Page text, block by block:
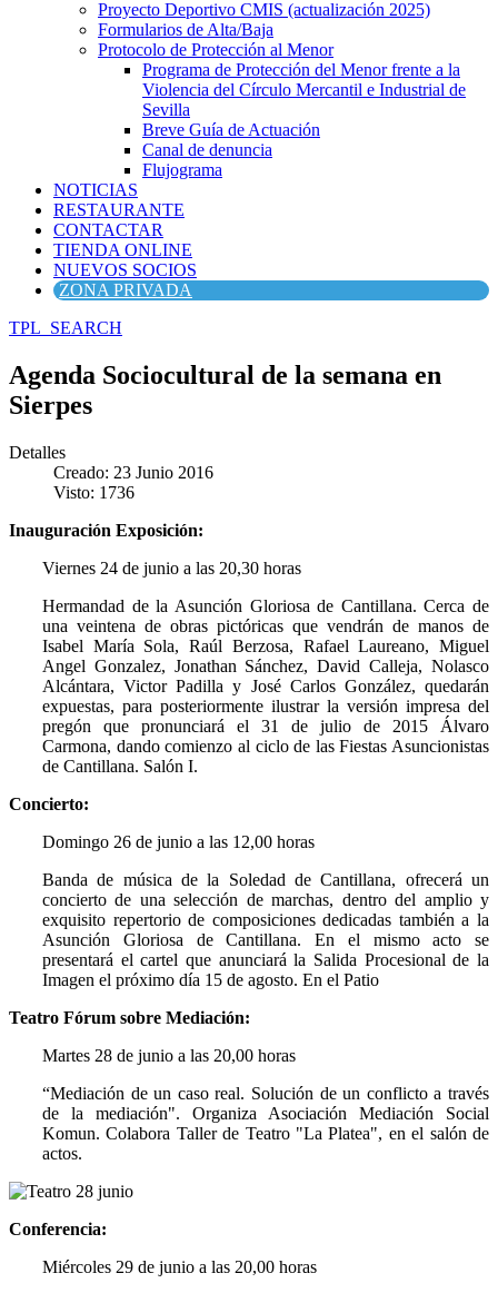
Proyecto Deportivo CMIS (actualización 2025)
Formularios de Alta/Baja
Protocolo de Protección al Menor
Programa de Protección del Menor frente a la
Violencia del Círculo Mercantil e Industrial de
Sevilla
Breve Guía de Actuación
Canal de denuncia
Flujograma
NOTICIAS
RESTAURANTE
CONTACTAR
TIENDA ONLINE
NUEVOS SOCIOS
ZONA PRIVADA
TPL_SEARCH
Agenda Sociocultural de la semana en
Sierpes
Detalles
Creado: 23 Junio 2016
Visto: 1736
Inauguración Exposición:
Viernes 24 de junio a las 20,30 horas
Hermandad de la Asunción Gloriosa de Cantillana. Cerca de
una veintena de obras pictóricas que vendrán de manos de
Isabel María Sola, Raúl Berzosa, Rafael Laureano, Miguel
Angel Gonzalez, Jonathan Sánchez, David Calleja, Nolasco
Alcántara, Victor Padilla y José Carlos González, quedarán
expuestas, para posteriormente ilustrar la versión impresa del
pregón que pronunciará el 31 de julio de 2015 Álvaro
Carmona, dando comienzo al ciclo de las Fiestas Asuncionistas
de Cantillana. Salón I.
Concierto:
Domingo 26 de junio a las 12,00 horas
Banda de música de la Soledad de Cantillana, ofrecerá un
concierto de una selección de marchas, dentro del amplio y
exquisito repertorio de composiciones dedicadas también a la
Asunción Gloriosa de Cantillana. En el mismo acto se
presentará el cartel que anunciará la Salida Procesional de la
Imagen el próximo día 15 de agosto. En el Patio
Teatro Fórum sobre Mediación:
Martes 28 de junio a las 20,00 horas
“Mediación de un caso real. Solución de un conflicto a través
de la mediación". Organiza Asociación Mediación Social
Komun. Colabora Taller de Teatro "La Platea", en el salón de
actos.
Conferencia:
Miércoles 29 de junio a las 20,00 horas